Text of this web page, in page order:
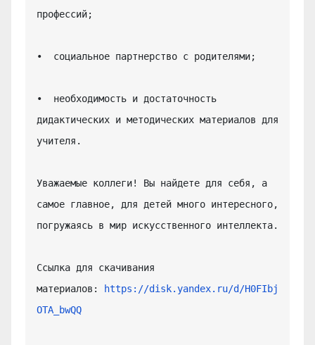
профессий;
•  социальное партнерство с родителями;
•  необходимость и достаточность
дидактических и методических материалов для
учителя.
Уважаемые коллеги! Вы найдете для себя, а
самое главное, для детей много интересного,
погружаясь в мир искусственного интеллекта.
Ссылка для скачивания
материалов:
https://disk.yandex.ru/d/H0FIbj
OTA_bwQQ